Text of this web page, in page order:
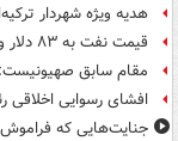
هدیه ویژه شهردار
قیمت نفت به ۸۳ دلار و ۵۵ سنت در هر بشکه رسید
مقام سابق
افشای رسوایی اخلاقی
جنایت‌هایی که